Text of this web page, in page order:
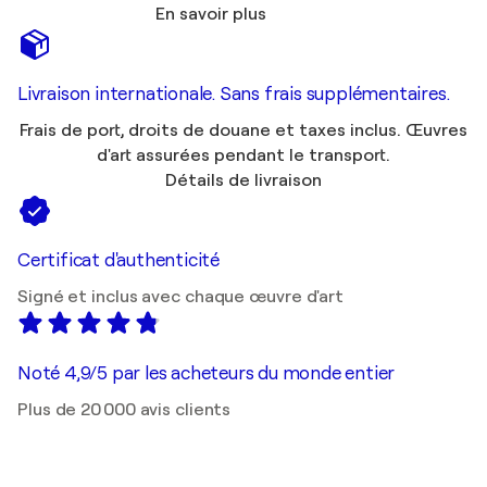
En savoir plus
Livraison internationale. Sans frais supplémentaires.
Frais de port, droits de douane et taxes inclus. Œuvres
d'art assurées pendant le transport.
Détails de livraison
Certificat d'authenticité
Signé et inclus avec chaque œuvre d'art
Noté 4,9/5 par les acheteurs du monde entier
Plus de 20 000 avis clients